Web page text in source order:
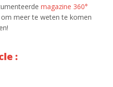
magazine 360°
om meer te weten te komen
: